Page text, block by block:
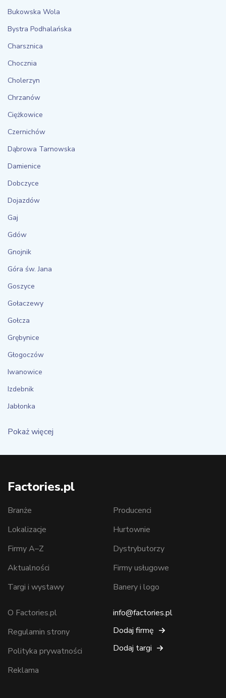
Bukowska Wola
Bystra Podhalańska
Charsznica
Chocznia
Cholerzyn
Chrzanów
Ciężkowice
Czernichów
Dąbrowa Tarnowska
Damienice
Dobczyce
Dojazdów
Gaj
Gdów
Gnojnik
Góra św. Jana
Goszyce
Gołaczewy
Gołcza
Grębynice
Głogoczów
Iwanowice
Izdebnik
Jabłonka
Pokaż więcej
Factories.pl
Branże
Lokalizacje
Firmy A–Z
Aktualności
Targi i wystawy
Producenci
Hurtownie
Dystrybutorzy
Firmy usługowe
Banery i logo
O Factories.pl
Regulamin strony
Polityka prywatności
Reklama
info@factories.pl
Dodaj firmę
Dodaj targi